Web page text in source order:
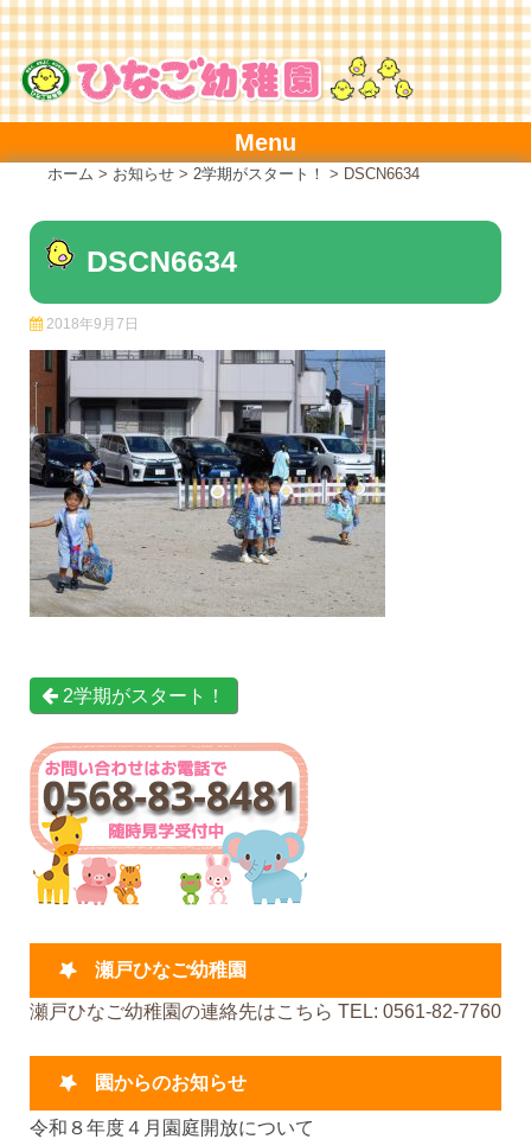
Skip
to
content
Menu
ホーム > お知らせ > 2学期がスタート！ > DSCN6634
DSCN6634
2018年9月7日
2学期がスタート！
瀬戸ひなご幼稚園
瀬戸ひなご幼稚園の連絡先はこちら TEL: 0561-82-7760
園からのお知らせ
令和８年度４月園庭開放について